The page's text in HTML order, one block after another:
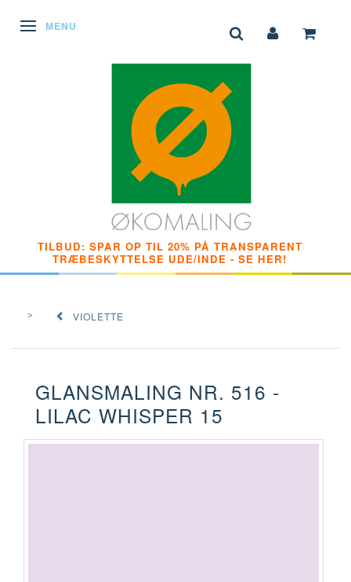
SKIFTE NAVIGATION
MENU
TILBUD: SPAR OP TIL 20% PÅ TRANSPARENT
TRÆBESKYTTELSE UDE/INDE - SE HER!
VIOLETTE
GLANSMALING NR. 516 -
LILAC WHISPER 15